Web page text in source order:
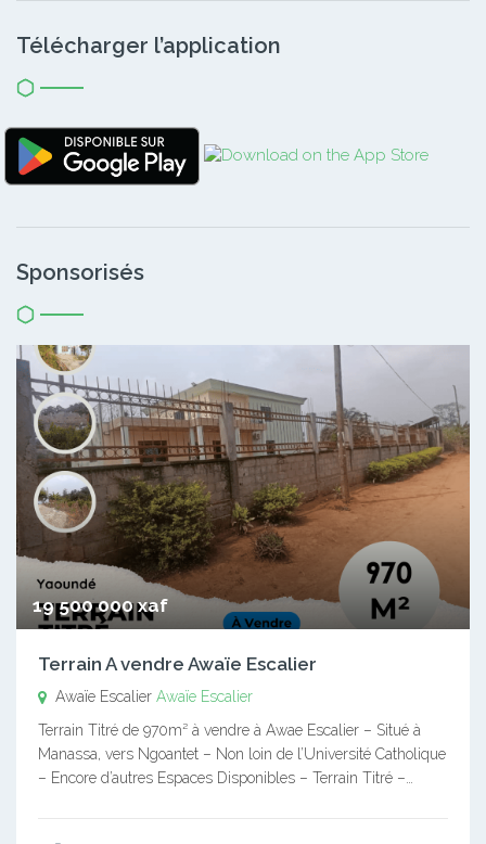
Télécharger l’application
Sponsorisés
19 500 000 xaf
Terrain A vendre Awaïe Escalier
Awaïe Escalier Awaïe Escalier
Terrain Titré de 970m² à vendre à Awae Escalier – Situé à
Manassa, vers Ngoantet – Non loin de l’Université Catholique
– Encore d’autres Espaces Disponibles – Terrain Titré –…